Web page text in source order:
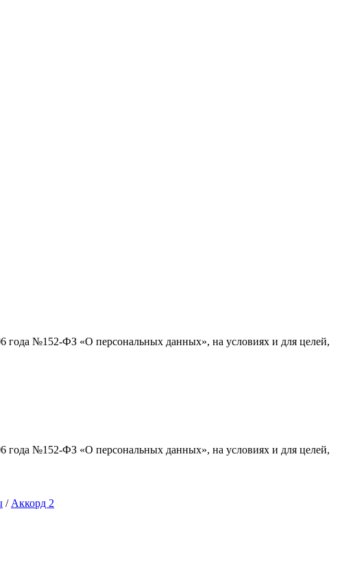
года №152-ФЗ «О персональных данных», на условиях и для целей,
года №152-ФЗ «О персональных данных», на условиях и для целей,
/ Аккорд 2